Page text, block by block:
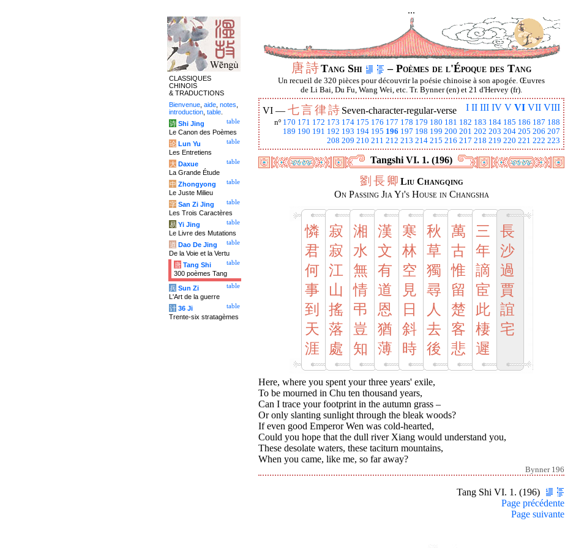
...
唐詩Tang Shi – Poèmes de l'Époque des Tang
Un recueil de 320 pièces pour découvrir la poésie chinoise à son apogée. Œuvres
de Li Bai, Du Fu, Wang Wei, etc. Tr. Bynner (en) et 21 d'Hervey (fr).
I II III IV V VI VII VIII
VI — 七言律詩 Seven-character-regular-verse
nº 170 171 172 173 174 175 176 177 178 179 180 181 182 183 184 185 186 187 188
189 190 191 192 193 194 195 196 197 198 199 200 201 202 203 204 205 206 207
208 209 210 211 212 213 214 215 216 217 218 219 220 221 222 223
Tangshi VI. 1. (196)
劉 長 卿 Liu Changqing
On Passing Jia Yi's House in Changsha
憐
君
何
事
到
天
涯
寂
寂
江
山
搖
落
處
湘
水
無
情
弔
豈
知
漢
文
有
道
恩
猶
薄
寒
林
空
見
日
斜
時
秋
草
獨
尋
人
去
後
萬
古
惟
留
楚
客
悲
三
年
謫
宦
此
棲
遲
長
沙
過
賈
誼
宅
Here, where you spent your three years' exile,
To be mourned in Chu ten thousand years,
Can I trace your footprint in the autumn grass –
Or only slanting sunlight through the bleak woods?
If even good Emperor Wen was cold-hearted,
Could you hope that the dull river Xiang would understand you,
These desolate waters, these taciturn mountains,
When you came, like me, so far away?
Bynner 196
Tang Shi VI. 1. (196)
Page précédente
Page suivante
CLASSIQUES
CHINOIS
& TRADUCTIONS
Bienvenue aide notes
introduction table
table
诗 Shi Jing
Le Canon des Poèmes
table
论 Lun Yu
Les Entretiens
table
大 Daxue
La Grande Étude
table
中 Zhongyong
Le Juste Milieu
table
字 San Zi Jing
Les Trois Caractères
table
易 Yi Jing
Le Livre des Mutations
table
道 Dao De Jing
De la Voie et la Vertu
table
唐 Tang Shi
300 poèmes Tang
table
兵 Sun Zi
L'Art de la guerre
table
计 36 Ji
Trente-six stratagèmes